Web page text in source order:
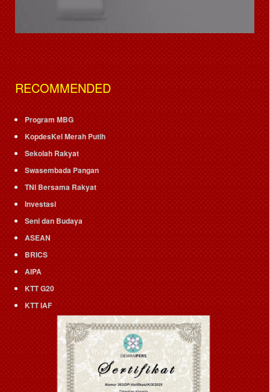
RECOMMENDED
Program MBG
KopdesKel Merah Putih
Sekolah Rakyat
Swasembada Pangan
TNI Bersama Rakyat
Investasi
Seni dan Budaya
ASEAN
BRICS
AIPA
KTT G20
KTT IAF